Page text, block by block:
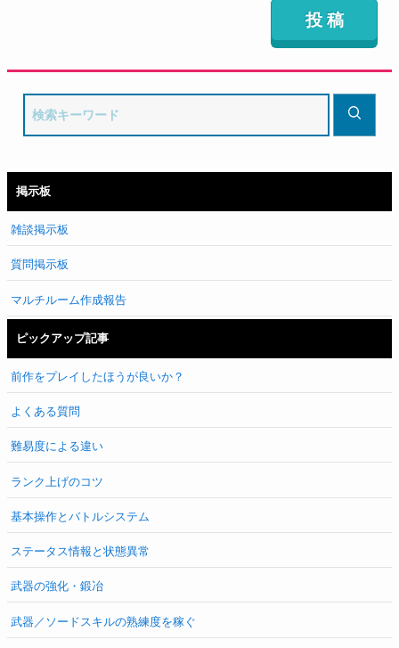
掲示板
雑談掲示板
質問掲示板
マルチルーム作成報告
ピックアップ記事
前作をプレイしたほうが良いか？
よくある質問
難易度による違い
ランク上げのコツ
基本操作とバトルシステム
ステータス情報と状態異常
武器の強化・鍛冶
武器／ソードスキルの熟練度を稼ぐ